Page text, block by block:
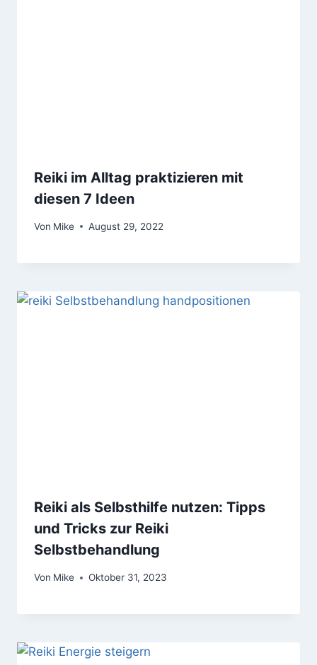
Reiki im Alltag praktizieren mit
diesen 7 Ideen
Von Mike August 29, 2022
Reiki als Selbsthilfe nutzen: Tipps
und Tricks zur Reiki
Selbstbehandlung
Von Mike Oktober 31, 2023